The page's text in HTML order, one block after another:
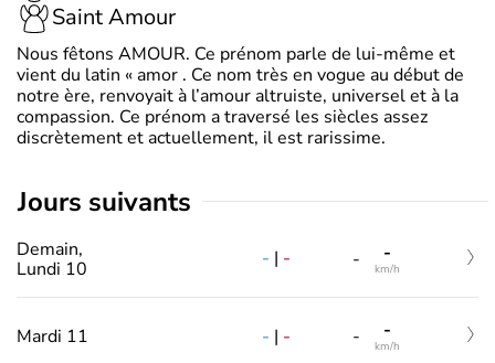
Saint Amour
Nous fêtons AMOUR. Ce prénom parle de lui-même et
vient du latin « amor . Ce nom très en vogue au début de
notre ère, renvoyait à l’amour altruiste, universel et à la
compassion. Ce prénom a traversé les siècles assez
discrètement et actuellement, il est rarissime.
jours suivants
Demain,
Lundi 10
- | - - -
km/h
Mardi 11 - | - - -
km/h